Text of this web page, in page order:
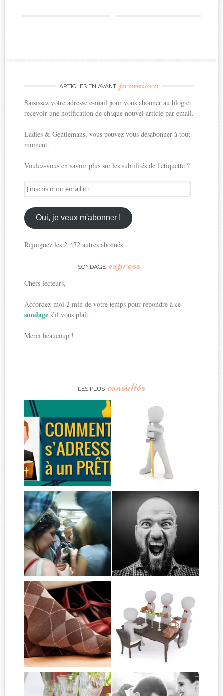
ARTICLES EN AVANT première
Saisissez votre adresse e-mail pour vous abonner au blog et
recevoir une notification de chaque nouvel article par email.
Ladies & Gentlemans, vous pouvez vous désabonner à tout
moment.
Voulez-vous en savoir plus sur les subtilités de l'étiquette ?
J'inscris
mon
email
ici
Oui, je veux m'abonner !
Rejoignez les 2 472 autres abonnés
SONDAGE express
Chers lecteurs,
Accordez-moi 2 min de votre temps pour répondre à ce
sondages’il vous plaît.
Merci beaucoup !
LES PLUS consultés